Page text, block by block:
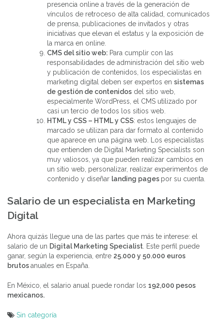
presencia online a través de la generación de
vínculos de retroceso de alta calidad, comunicados
de prensa, publicaciones de invitados y otras
iniciativas que elevan el estatus y la exposición de
la marca en online.
CMS del sitio web: Para cumplir con las
responsabilidades de administración del sitio web
y publicación de contenidos, los especialistas en
marketing digital deben ser expertos en sistemas
de gestión de contenidos del sitio web,
especialmente WordPress, el CMS utilizado por
casi un tercio de todos los sitios web.
HTML y CSS – HTML y CSS: estos lenguajes de
marcado se utilizan para dar formato al contenido
que aparece en una página web. Los especialistas
que entienden de Digital Marketing Specialists son
muy valiosos, ya que pueden realizar cambios en
un sitio web, personalizar, realizar experimentos de
contenido y diseñar landing pages por su cuenta.
Salario de un especialista en Marketing
Digital
Ahora quizás llegue una de las partes que más te interese: el
salario de un Digital Marketing Specialist . Este perfil puede
ganar, según la experiencia, entre 25.000 y 50.000 euros
brutosanuales en España.
En México, el salario anual puede rondar los 192,000 pesos
mexicanos.
Sin categoría